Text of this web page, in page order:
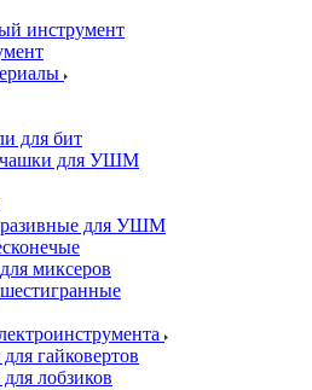
инструмент
для бит
для УШМ
для УШМ
миксеров
гайковертов
лобзиков